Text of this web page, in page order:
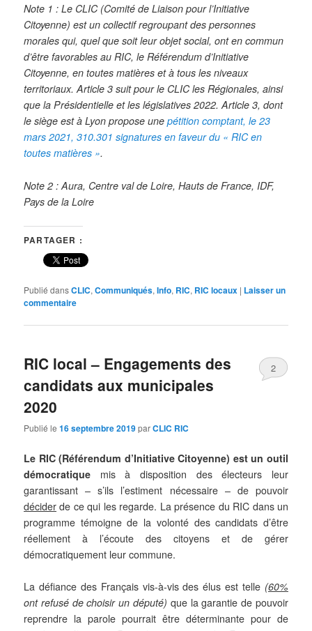
Note 1 : Le CLIC (Comité de Liaison pour l’Initiative
Citoyenne) est un collectif regroupant des personnes
morales qui, quel que soit leur objet social, ont en commun
d’être favorables au RIC, le Référendum d’Initiative
Citoyenne, en toutes matières et à tous les niveaux
territoriaux. Article 3 suit pour le CLIC les Régionales, ainsi
que la Présidentielle et les législatives 2022. Article 3, dont
le siège est à Lyon propose unepétition comptant, le 23
mars 2021, 310.301 signatures en faveur du « RIC en
toutes matières ».
Note 2 : Aura, Centre val de Loire, Hauts de France, IDF,
Pays de la Loire
PARTAGER :
Publié dansCLIC,Communiqués,Info, RIC, RIC locaux | Laisser un
commentaire
RIC local – Engagements des
candidats aux municipales
2020
Publié le16 septembre 2019parCLIC RIC
2
Le RIC (Référendum d’Initiative Citoyenne) est un outil
démocratique mis à disposition des électeurs leur
garantissant – s’ils l’estiment nécessaire – de pouvoir
décider de ce qui les regarde. La présence du RIC dans un
programme témoigne de la volonté des candidats d’être
réellement à l’écoute des citoyens et de gérer
démocratiquement leur commune.
La défiance des Français vis-à-vis des élus est telle (60%
ont refusé de choisir un député) que la garantie de pouvoir
reprendre la parole pourrait être déterminante pour de